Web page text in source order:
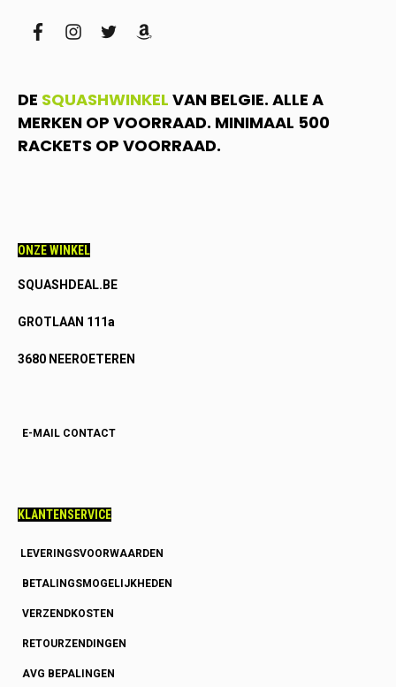
facebookinstagram
twitteramazon
DE SQUASHWINKEL VAN BELGIE. ALLE A
MERKEN OP VOORRAAD. MINIMAAL 500
RACKETS OP VOORRAAD.
ONZE WINKEL
SQUASHDEAL.BE
GROTLAAN 111a
3680 NEEROETEREN
E-MAIL CONTACT
KLANTENSERVICE
LEVERINGSVOORWAARDEN
BETALINGSMOGELIJKHEDEN
VERZENDKOSTEN
RETOURZENDINGEN
AVG BEPALINGEN